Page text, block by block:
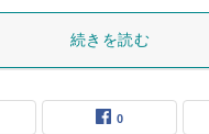
続きを読む
0